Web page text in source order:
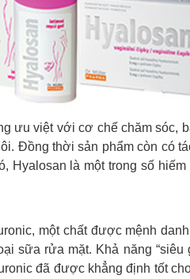
ưu việt với cơ chế chăm sóc,
Đồng thời sản phẩm còn có
Hyalosan là một trong số
một chất được mệnh
sữa rửa mặt. Khả năng
đã được khẳng định tốt